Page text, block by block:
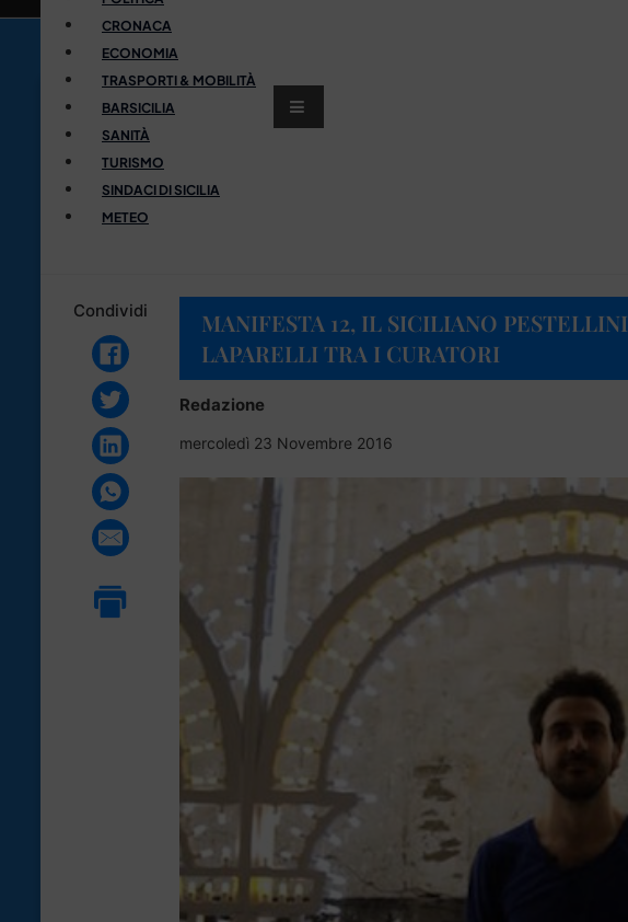
CRONACA
ECONOMIA
TRASPORTI & MOBILITÀ
BARSICILIA
SANITÀ
TURISMO
SINDACI DI SICILIA
METEO
Condividi
MANIFESTA 12, IL SICILIANO PESTELLINI
LAPARELLI TRA I CURATORI
Redazione
mercoledì 23 Novembre 2016